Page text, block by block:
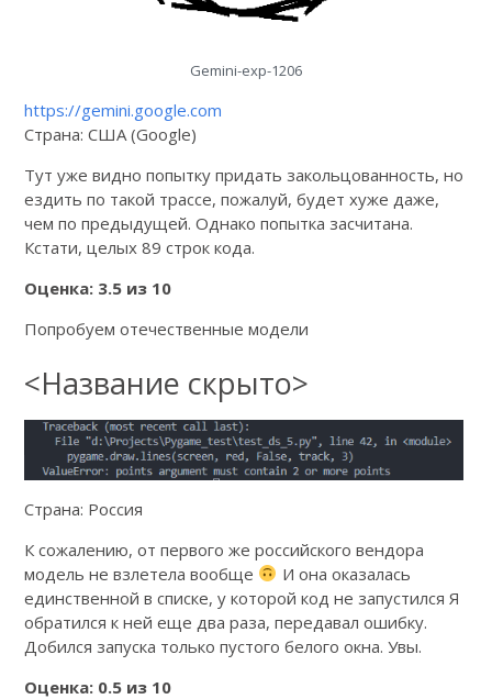
Gemini-exp-1206
https://gemini.google.com
Страна: США (Google)
Тут уже видно попытку придать закольцованность, но
ездить по такой трассе, пожалуй, будет хуже даже,
чем по предыдущей. Однако попытка засчитана.
Кстати, целых 89 строк кода.
Оценка: 3.5 из 10
Попробуем отечественные модели
<Название скрыто>
Страна: Россия
К сожалению, от первого же российского вендора
модель не взлетела вообще
И она оказалась
единственной в списке, у которой код не запустился Я
обратился к ней еще два раза, передавал ошибку.
Добился запуска только пустого белого окна. Увы.
Оценка: 0.5 из 10